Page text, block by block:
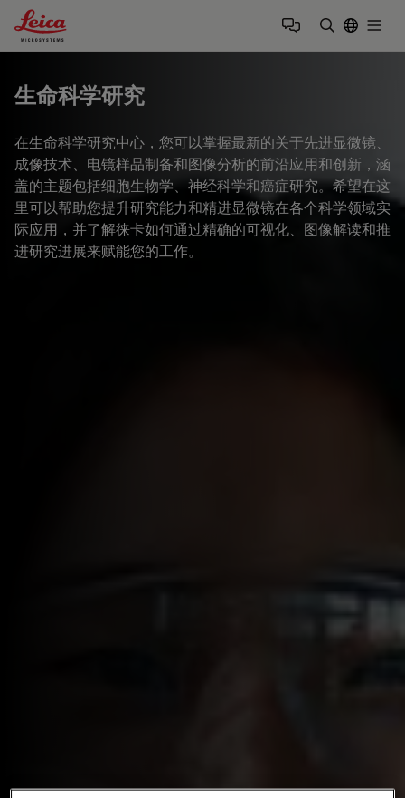
Leica Microsystems Logo
生命科学研究
在生命科学研究中心，您可以掌握最新的关于先进显微镜、
成像技术、电镜样品制备和图像分析的前沿应用和创新，涵
盖的主题包括细胞生物学、神经科学和癌症研究。希望在这
里可以帮助您提升研究能力和精进显微镜在各个科学领域实
际应用，并了解徕卡如何通过精确的可视化、图像解读和推
进研究进展来赋能您的工作。